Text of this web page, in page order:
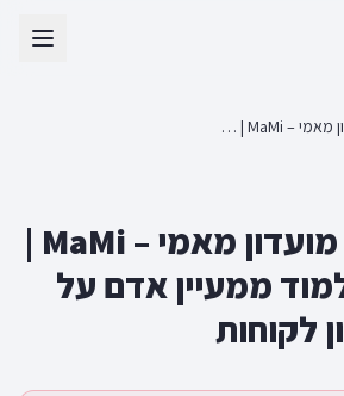
מעיין אדם – מועדון מאמי – MaMi | מה אפשר ללמוד ממעיין אדם על הקמת מועדון לקוחות
מעיין אדם – מועדון מאמי – MaMi |
ממעיין אדם על
לקוחות